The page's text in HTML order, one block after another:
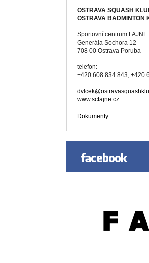
OSTRAVA SQUASH
OSTRAVA BADMINTON
Sportovní centrum FAJNE
Generála Sochora 12
708 00 Ostrava Poruba
telefon:
+420 608 834 843, +420
www.scfajne.cz
Dokumenty